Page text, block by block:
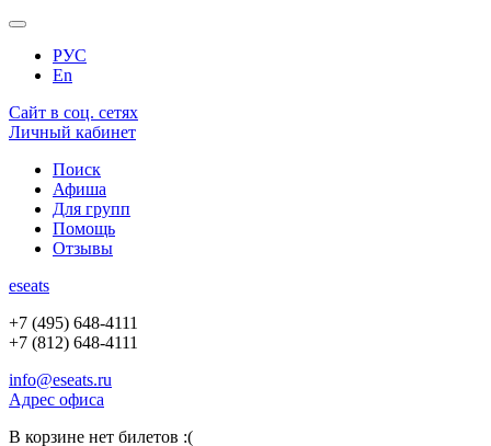
РУС
En
Сайт в соц. сетях
Личный кабинет
Поиск
Афиша
Для групп
Помощь
Отзывы
eseats
+7 (495) 648-4111
+7 (812) 648-4111
info@eseats.ru
Адрес офиса
В корзине нет билетов :(